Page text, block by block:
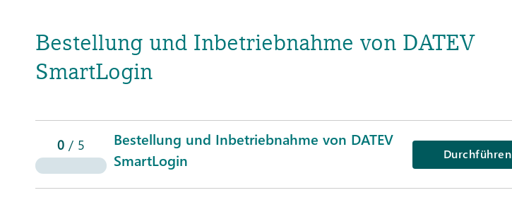
Bestellung und Inbetriebnahme von DATEV
SmartLogin
0 / 5
Bestellung und Inbetriebnahme von DATEV
SmartLogin
Durchführen